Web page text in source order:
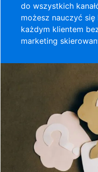
do wszystkich
możesz nauczyć
każdym klientem
marketing